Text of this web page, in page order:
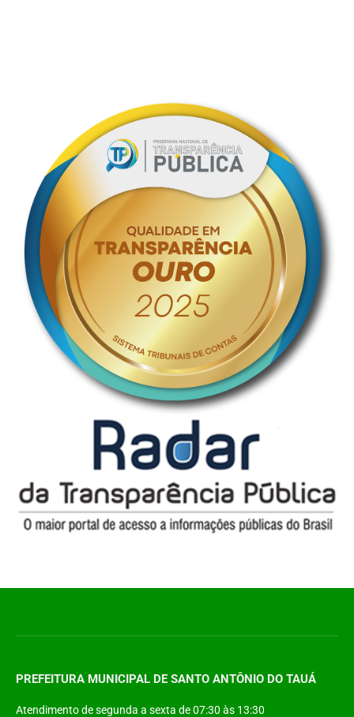
PREFEITURA MUNICIPAL DE SANTO ANTÔNIO DO TAUÁ
Atendimento de segunda a sexta de 07:30 às 13:30